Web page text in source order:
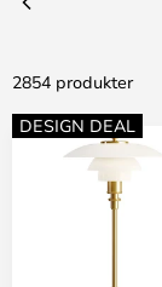
2854 produkter
DESIGN DEAL